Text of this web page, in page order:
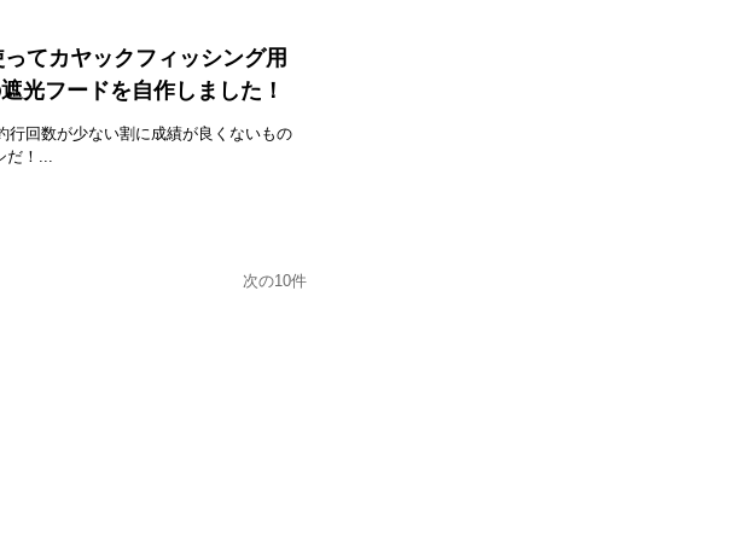
ってカヤックフィッシング用
光フードを自作しました！
行回数が少ない割に成績が良くないもの
だ！...
次の10件